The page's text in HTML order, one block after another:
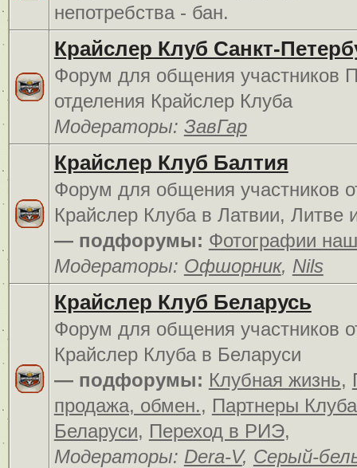
непотребства - бан.
Крайслер Клуб Санкт-
Форум для общения участников
отделения Крайслер Клуба
Модераторы: ЗавГар
Крайслер Клуб Балтия
Форум для общения участников
Крайслер Клуба в Латвии, Литве
— подфорумы: Фотографии
Модераторы: Офшорник, Nils
Крайслер Клуб Беларусь
Форум для общения участников
Крайслер Клуба в Беларуси
— подфорумы: Клубная жизнь,
продажа, обмен., Партнеры
Беларуси, Переход в РИЭ,
Модераторы: Dera-V, Серый-